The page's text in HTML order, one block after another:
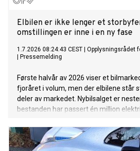
Elbilen er ikke lenger et
omstillingen er inne i en ny fase
1.7.2026 08:24:43 CEST
Opplysningsrådet
Pressemelding
Første halvår av 2026 viser et
fjoråret i volum, men der elbilene står
deler av markedet. Nybilsalget er
bestanden har passert én million
elektriske steg. Juni-tallene bekrefter
førstevalget langt utenfor storbyene.